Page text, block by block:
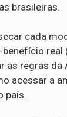
brasileiras.
cada
real
as regras da
acessar a
país.